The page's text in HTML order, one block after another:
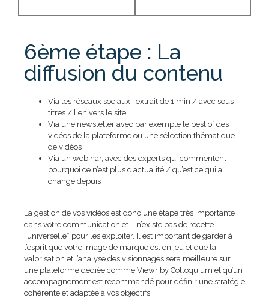
6ème étape : La
diffusion du contenu
Via les réseaux sociaux : extrait de 1 min / avec sous-
titres / lien vers le site
Via une newsletter avec par exemple le best of des
vidéos de la plateforme ou une sélection thématique
de vidéos
Via un webinar, avec des experts qui commentent :
pourquoi ce n’est plus d’actualité / qu’est ce qui a
changé depuis
La gestion de vos vidéos est donc une étape très importante
dans votre communication et il n’existe pas de recette
“universelle” pour les exploiter. Il est important de garder à
l’esprit que votre image de marque est en jeu et que la
valorisation et l’analyse des visionnages sera meilleure sur
une plateforme dédiée comme Viewr by Colloquium et qu’un
accompagnement est recommandé pour définir une stratégie
cohérente et adaptée à vos objectifs.